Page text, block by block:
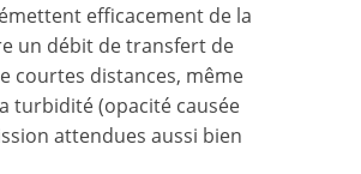
efficacement de la
un débit de transfert de
courtes distances, même
turbidité (opacité causée
attendues aussi bien